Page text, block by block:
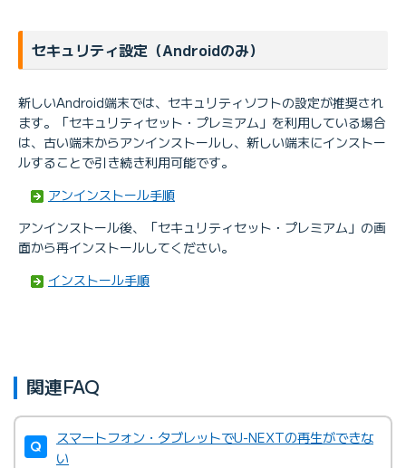
セキュリティ設定（Androidのみ）
新しいAndroid端末では、セキュリティソフトの設定が推奨され
ます。「セキュリティセット・プレミアム」を利用している場合
は、古い端末からアンインストールし、新しい端末にインストー
ルすることで引き続き利用可能です。
アンインストール手順
アンインストール後、「セキュリティセット・プレミアム」の画
面から再インストールしてください。
インストール手順
関連FAQ
スマートフォン・タブレットでU-NEXTの再生ができな
い